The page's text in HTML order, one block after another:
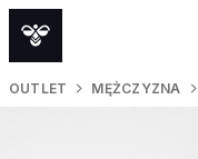
OUTLET MĘŻCZYZNA